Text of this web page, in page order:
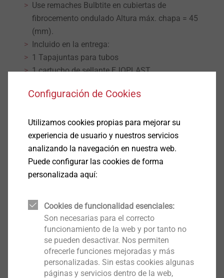
Use remaches Bulbtite en cubiertas de
fibrocemento ondulado Altura máx. chapa = 45
(mm).
Incluido en la entrega:
1 Tapajuntas para tubos
1 cartucho de sellante EJOPLAST
Tapajuntas-para-tubos-Dektite_es.pdf 7 MB
Filtro
Configuración de Cookies
Utilizamos cookies propias para mejorar su
experiencia de usuario y nuestros servicios
analizando la navegación en nuestra web.
Puede configurar las cookies de forma
personalizada aquí:
Cookies de funcionalidad esenciales:
Son necesarias para el correcto
funcionamiento de la web y por tanto no
se pueden desactivar. Nos permiten
ofrecerle funciones mejoradas y más
personalizadas. Sin estas cookies algunas
páginas y servicios dentro de la web,